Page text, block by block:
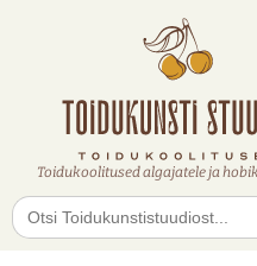
Toidukoolitused algajatele ja
Search
for: